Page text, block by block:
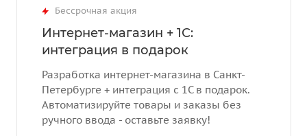
Бессрочная акция
Интернет-магазин + 1С:
интеграция в подарок
Разработка интернет-магазина в Санкт-
Петербурге + интеграция с 1С в подарок.
Автоматизируйте товары и заказы без
ручного ввода - оставьте заявку!